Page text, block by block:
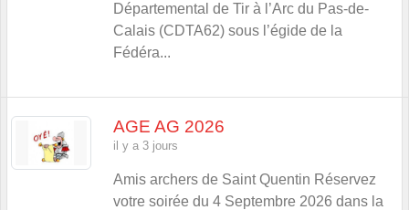
Départemental de Tir à l’Arc du Pas-de-
Calais (CDTA62) sous l’égide de la
Fédéra...
AGE AG 2026
il y a 3 jours
Amis archers de Saint Quentin Réservez
votre soirée du 4 Septembre 2026 dans la